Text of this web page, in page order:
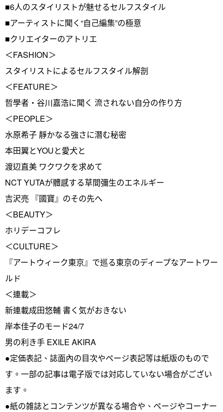
■6人のスタイリストが魅せるセルフスタイル
■アーティストに聞く“自己編集”の極意
■クリエイターのアトリエ
＜FASHION＞
スタイリストによるセルフスタイル解剖
＜FEATURE＞
哲學者・谷川嘉浩に聞く 流されない自分の作り方
＜PEOPLE＞
水原希子 靜かなる強さに潛む秘密
本田翼とYOUと愛犬と
渡辺直美 ワクワクを求めて
NCT YUTAが體感する草間彌生のエネルギー
吉沢亮 『國寶』のその先へ
＜BEAUTY＞
ホリデーコフレ
＜CULTURE＞
『アートウィーク東京』で巡る東京のディープなアートワー
ルド
＜連載＞
新連載成田悠輔 書く気がおきない
岸本佳子のモード24/7
男の利き手 EXILE AKIRA
●定価表記、誌面內の目次やページ表記等は紙版のもので
す。一部の記事は電子版では対応していない場合がござい
ます。
●紙の雑誌とコンテンツが異なる場合や、ページやコーナー